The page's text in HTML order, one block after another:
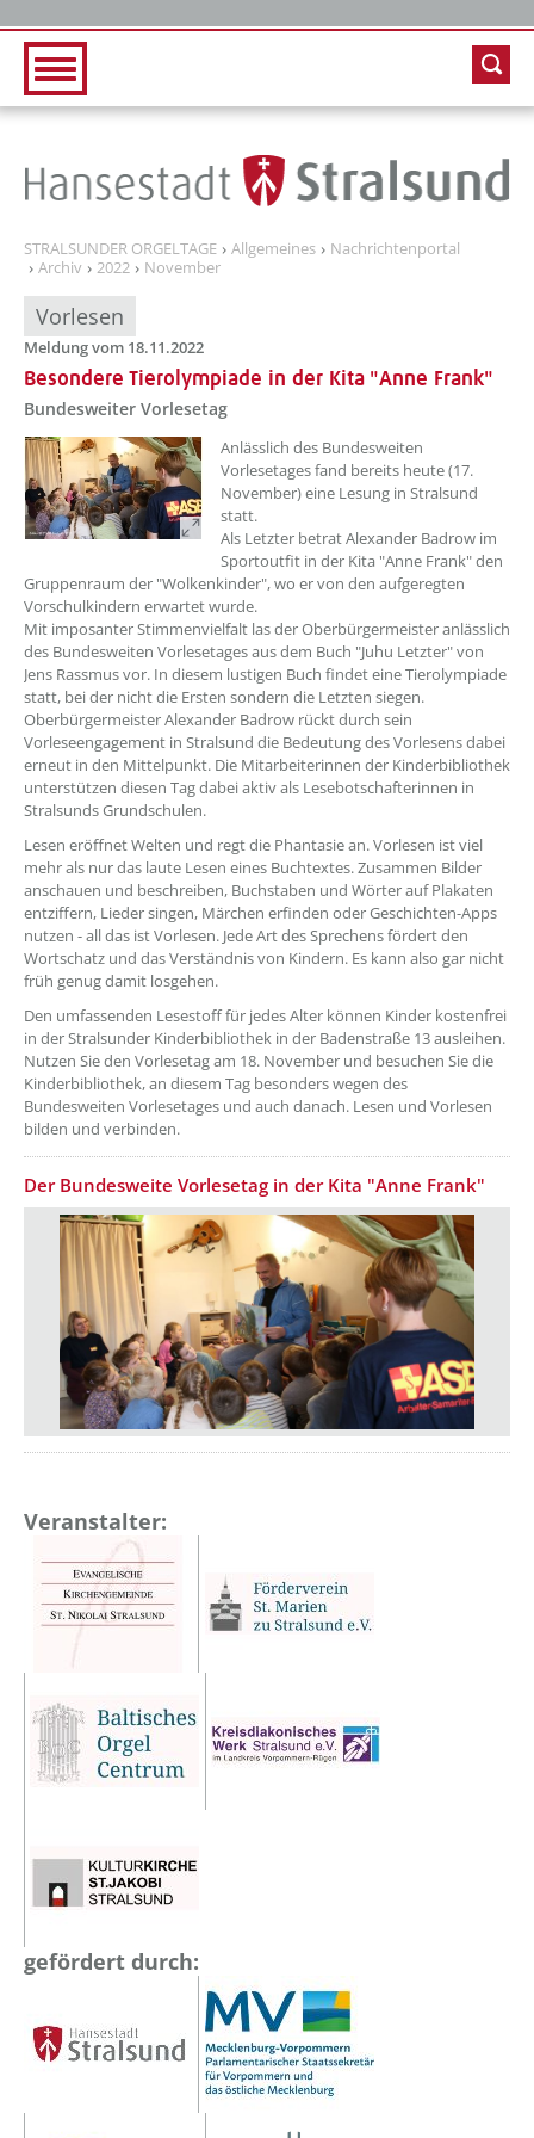
STRALSUNDER ORGELTAGE Allgemeines
Nachrichtenportal
Archiv
2022 November
Vorlesen
Meldung vom 18.11.2022
Besondere Tierolympiade in der Kita "Anne Frank"
Bundesweiter Vorlesetag
??? absaetzeOben[1]/titel ???
Anlässlich des Bundesweiten
Vorlesetages fand bereits heute (17.
November) eine Lesung in Stralsund
statt.
Als Letzter betrat Alexander Badrow im
Sportoutfit in der Kita "Anne Frank" den
Gruppenraum der "Wolkenkinder", wo er von den aufgeregten
Vorschulkindern erwartet wurde.
Mit imposanter Stimmenvielfalt las der Oberbürgermeister anlässlich
des Bundesweiten Vorlesetages aus dem Buch "Juhu Letzter" von
Jens Rassmus vor. In diesem lustigen Buch findet eine Tierolympiade
statt, bei der nicht die Ersten sondern die Letzten siegen.
Oberbürgermeister Alexander Badrow rückt durch sein
Vorleseengagement in Stralsund die Bedeutung des Vorlesens dabei
erneut in den Mittelpunkt. Die Mitarbeiterinnen der Kinderbibliothek
unterstützen diesen Tag dabei aktiv als Lesebotschafterinnen in
Stralsunds Grundschulen.
Lesen eröffnet Welten und regt die Phantasie an. Vorlesen ist viel
mehr als nur das laute Lesen eines Buchtextes. Zusammen Bilder
anschauen und beschreiben, Buchstaben und Wörter auf Plakaten
entziffern, Lieder singen, Märchen erfinden oder Geschichten-Apps
nutzen - all das ist Vorlesen. Jede Art des Sprechens fördert den
Wortschatz und das Verständnis von Kindern. Es kann also gar nicht
früh genug damit losgehen.
Den umfassenden Lesestoff für jedes Alter können Kinder kostenfrei
in der Stralsunder Kinderbibliothek in der Badenstraße 13 ausleihen.
Nutzen Sie den Vorlesetag am 18. November und besuchen Sie die
Kinderbibliothek, an diesem Tag besonders wegen des
Bundesweiten Vorlesetages und auch danach. Lesen und Vorlesen
bilden und verbinden.
Der Bundesweite Vorlesetag in der Kita "Anne Frank"
Veranstalter:
gefördert durch: